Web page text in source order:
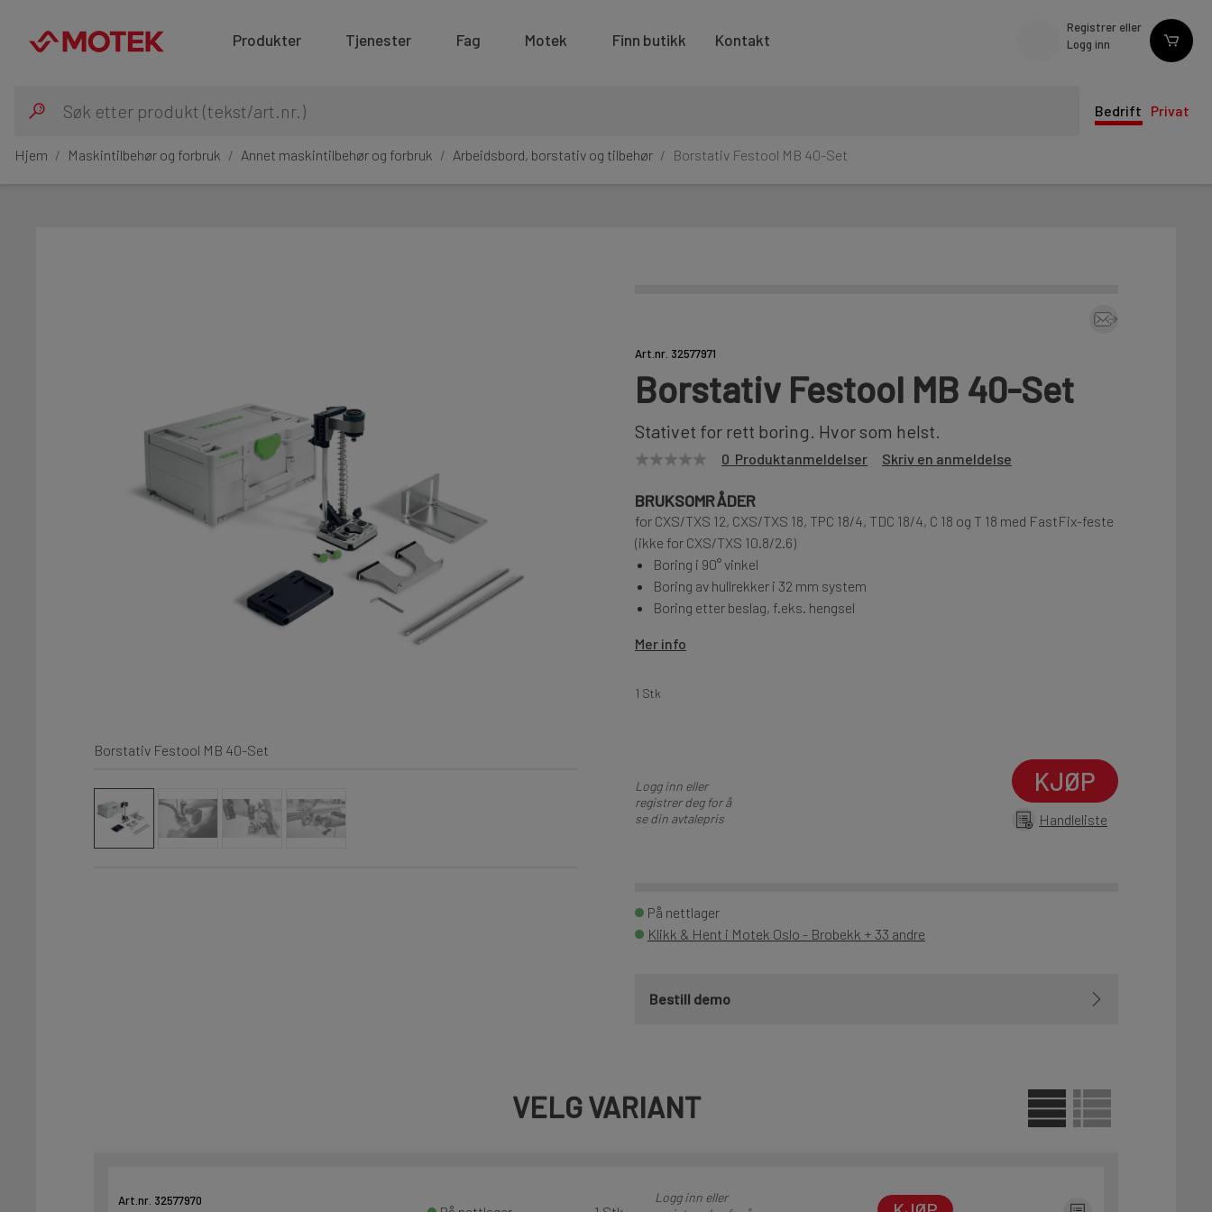
Produkter Tjenester Fag Motek Finn butikk Kontakt
Registrer eller
Logg inn
Bedrift Privat
Hjem Maskintilbehør og forbruk Annet maskintilbehør og forbruk Arbeidsbord, borstativ og tilbehør Borstativ Festool MB 40-Set
Borstativ Festool MB 40-Set
Art.nr. 32577971
Borstativ Festool MB 40-Set
Stativet for rett boring. Hvor som helst.
0 Produktanmeldelser Skriv en anmeldelse
BRUKSOMRÅDER
for CXS/TXS 12, CXS/TXS 18, TPC 18/4, TDC 18/4, C 18 og T 18 med FastFix-feste
(ikke for CXS/TXS 10.8/2.6)
Boring i 90° vinkel
Boring av hullrekker i 32 mm system
Boring etter beslag, f.eks. hengsel
Mer info
1 Stk
Logg inn eller
registrer deg for å
se din avtalepris
KJØP
Handleliste
På nettlager
Klikk & Hent i Motek Oslo - Brobekk + 33 andre
Bestill demo
VELG VARIANT
Art.nr. 32577970
Logg inn eller